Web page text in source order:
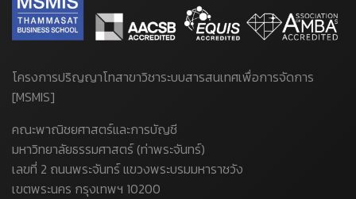
โครงการปริญญาโทสาขาวิชาระบบสารสนเทศเพื่อการจัดการ
[MSMIS]
คณะพาณิชยศาสตร์และการบัญชี
มหาวิทยาลัยธรรมศาสตร์ (ท่าพระจันทร์)
เลขที่ 2 ถนนพระจันทร์ แขวงพระบรมมหาราชวัง
เขตพระนคร กรุงเทพฯ 10200